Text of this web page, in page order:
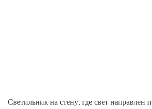
Светильник на стену, где свет направлен